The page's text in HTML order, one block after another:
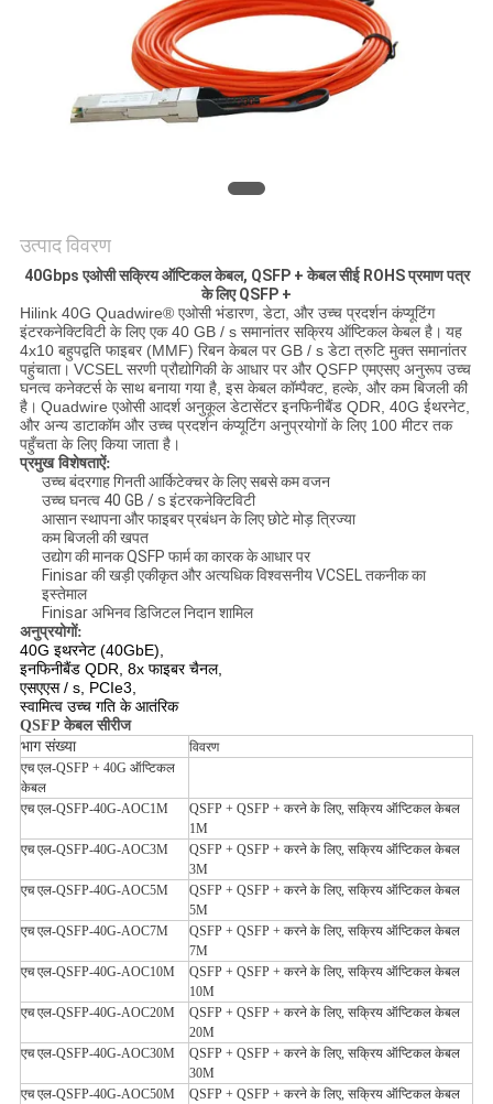
साइटमैप
गोपनीयता
नीति
उत्पाद विवरण
40Gbps एओसी सक्रिय ऑप्टिकल केबल, QSFP + केबल सीई ROHS प्रमाण पत्र
के लिए QSFP +
Hilink 40G Quadwire® एओसी भंडारण, डेटा, और उच्च प्रदर्शन कंप्यूटिंग
इंटरकनेक्टिविटी के लिए एक 40 GB / s समानांतर सक्रिय ऑप्टिकल केबल है। यह
4x10 बहुपद्वति फाइबर (MMF) रिबन केबल पर GB / s डेटा त्रुटि मुक्त समानांतर
पहुंचाता। VCSEL सरणी प्रौद्योगिकी के आधार पर और QSFP एमएसए अनुरूप उच्च
घनत्व कनेक्टर्स के साथ बनाया गया है, इस केबल कॉम्पैक्ट, हल्के, और कम बिजली की
है। Quadwire एओसी आदर्श अनुकूल डेटासेंटर इनफिनीबैंड QDR, 40G ईथरनेट,
और अन्य डाटाकॉम और उच्च प्रदर्शन कंप्यूटिंग अनुप्रयोगों के लिए 100 मीटर तक
पहुँचता के लिए किया जाता है।
प्रमुख विशेषताऐं:
उच्च बंदरगाह गिनती आर्किटेक्चर के लिए सबसे कम वजन
उच्च घनत्व 40 GB / s इंटरकनेक्टिविटी
आसान स्थापना और फाइबर प्रबंधन के लिए छोटे मोड़ त्रिज्या
कम बिजली की खपत
उद्योग की मानक QSFP फार्म का कारक के आधार पर
Finisar की खड़ी एकीकृत और अत्यधिक विश्वसनीय VCSEL तकनीक का
इस्तेमाल
Finisar अभिनव डिजिटल निदान शामिल
अनुप्रयोगों:
40G इथरनेट (40GbE),
इनफिनीबैंड QDR, 8x फाइबर चैनल,
एसएएस / s, PCIe3,
स्वामित्व उच्च गति के आतंरिक
QSFP केबल सीरीज
भाग संख्या
विवरण
एच एल-QSFP + 40G ऑप्टिकल
केबल
एच एल-QSFP-40G-AOC1M
QSFP + QSFP + करने के लिए, सक्रिय ऑप्टिकल केबल
1M
एच एल-QSFP-40G-AOC3M
QSFP + QSFP + करने के लिए, सक्रिय ऑप्टिकल केबल
3M
एच एल-QSFP-40G-AOC5M
QSFP + QSFP + करने के लिए, सक्रिय ऑप्टिकल केबल
5M
एच एल-QSFP-40G-AOC7M
QSFP + QSFP + करने के लिए, सक्रिय ऑप्टिकल केबल
7M
एच एल-QSFP-40G-AOC10M
QSFP + QSFP + करने के लिए, सक्रिय ऑप्टिकल केबल
10M
एच एल-QSFP-40G-AOC20M
QSFP + QSFP + करने के लिए, सक्रिय ऑप्टिकल केबल
20M
एच एल-QSFP-40G-AOC30M
QSFP + QSFP + करने के लिए, सक्रिय ऑप्टिकल केबल
30M
एच एल-QSFP-40G-AOC50M
QSFP + QSFP + करने के लिए, सक्रिय ऑप्टिकल केबल